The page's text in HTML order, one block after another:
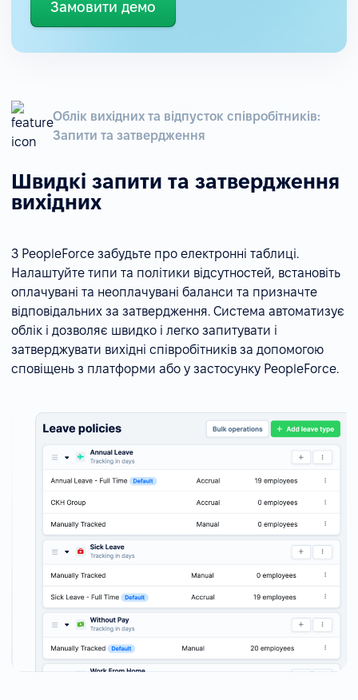
Замовити демо
Облік вихідних та відпусток співробітників:
Запити та затвердження
Швидкі запити та затвердження
вихідних
З PeopleForce забудьте про електронні таблиці.
Налаштуйте типи та політики відсутностей, встановіть
оплачувані та неоплачувані баланси та призначте
відповідальних за затвердження. Система автоматизує
облік і дозволяє швидко і легко запитувати і
затверджувати вихідні співробітників за допомогою
сповіщень з платформи або у застосунку PeopleForce.